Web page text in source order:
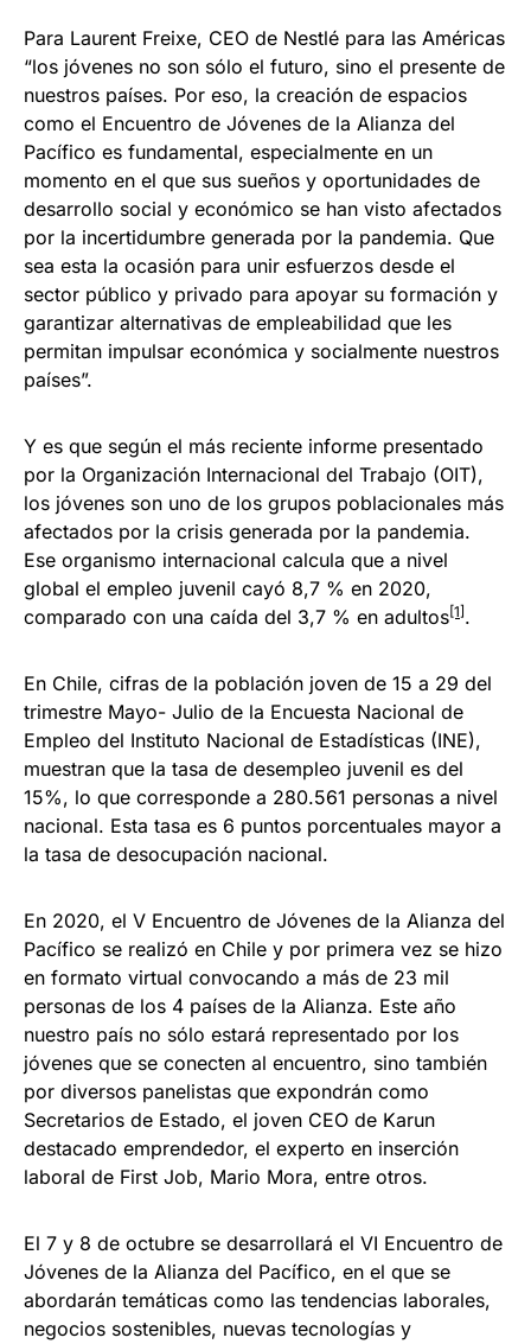
Para Laurent Freixe, CEO de Nestlé para las Américas
“los jóvenes no son sólo el futuro, sino el presente de
nuestros países. Por eso, la creación de espacios
como el Encuentro de Jóvenes de la Alianza del
Pacífico es fundamental, especialmente en un
momento en el que sus sueños y oportunidades de
desarrollo social y económico se han visto afectados
por la incertidumbre generada por la pandemia. Que
sea esta la ocasión para unir esfuerzos desde el
sector público y privado para apoyar su formación y
garantizar alternativas de empleabilidad que les
permitan impulsar económica y socialmente nuestros
países”.
Y es que según el más reciente informe presentado
por la Organización Internacional del Trabajo (OIT),
los jóvenes son uno de los grupos poblacionales más
afectados por la crisis generada por la pandemia.
Ese organismo internacional calcula que a nivel
global el empleo juvenil cayó 8,7 % en 2020,
comparado con una caída del 3,7 % en adultos[1] .
En Chile, cifras de la población joven de 15 a 29 del
trimestre Mayo- Julio de la Encuesta Nacional de
Empleo del Instituto Nacional de Estadísticas (INE),
muestran que la tasa de desempleo juvenil es del
15%, lo que corresponde a 280.561 personas a nivel
nacional. Esta tasa es 6 puntos porcentuales mayor a
la tasa de desocupación nacional.
En 2020, el V Encuentro de Jóvenes de la Alianza del
Pacífico se realizó en Chile y por primera vez se hizo
en formato virtual convocando a más de 23 mil
personas de los 4 países de la Alianza. Este año
nuestro país no sólo estará representado por los
jóvenes que se conecten al encuentro, sino también
por diversos panelistas que expondrán como
Secretarios de Estado, el joven CEO de Karun
destacado emprendedor, el experto en inserción
laboral de First Job, Mario Mora, entre otros.
El 7 y 8 de octubre se desarrollará el VI Encuentro de
Jóvenes de la Alianza del Pacífico, en el que se
abordarán temáticas como las tendencias laborales,
negocios sostenibles, nuevas tecnologías y